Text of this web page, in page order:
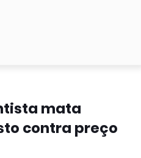
mata
contra preço